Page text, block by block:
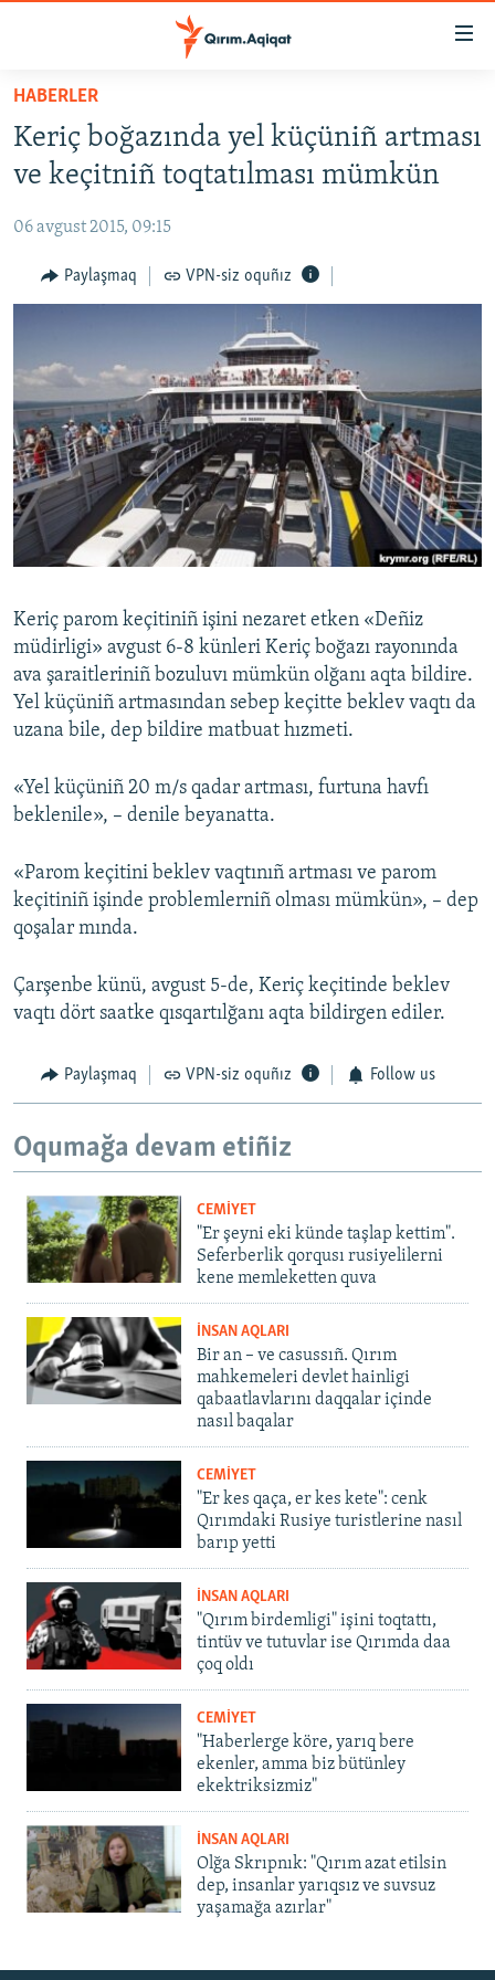
Esas
qaytmaq
Baş
navigatsiyağa
qaytmaq
qaytmaq
HABERLER
SİYASET
İQTİSADİYAT
CEMİYET
MEDENİYET
SÜRET
BLOGLAR
FİKİR
Русский
Українською
QOŞULIÑIZ!
RFE/RS bütün saytları
HABERLER
Keriç boğazında yel küçüniñ artması
ve keçitniñ toqtatılması mümkün
06 avgust 2015, 09:15
Paylaşmaq VPN-siz oquñız
Keriç parom keçitiniñ işini nezaret etken «Deñiz
müdirligi» avgust 6-8 künleri Keriç boğazı rayonında
ava şaraitleriniñ bozuluvı mümkün olğanı aqta bildire.
Yel küçüniñ artmasından sebep keçitte beklev vaqtı da
uzana bile, dep bildire matbuat hızmeti.
«Yel küçüniñ 20 m/s qadar artması, furtuna havfı
beklenile», – denile beyanatta.
«Parom keçitini beklev vaqtınıñ artması ve parom
keçitiniñ işinde problemlerniñ olması mümkün», – dep
qoşalar mında.
Çarşenbe künü, avgust 5-de, Keriç keçitinde beklev
vaqtı dört saatke qısqartılğanı aqta bildirgen ediler.
Paylaşmaq VPN-siz oquñız Follow us
Oqumağa devam etiñiz
CEMİYET
"Er şeyni eki künde taşlap kettim".
Seferberlik qorqusı rusiyelilerni
kene memleketten quva
İNSAN AQLARI
Bir an – ve casussıñ. Qırım
mahkemeleri devlet hainligi
qabaatlavlarını daqqalar içinde
nasıl baqalar
CEMİYET
"Er kes qaça, er kes kete": cenk
Qırımdaki Rusiye turistlerine nasıl
barıp yetti
İNSAN AQLARI
"Qırım birdemligi" işini toqtattı,
tintüv ve tutuvlar ise Qırımda daa
çoq oldı
CEMİYET
"Haberlerge köre, yarıq bere
ekenler, amma biz bütünley
ekektriksizmiz"
İNSAN AQLARI
Olğa Skrıpnık: "Qırım azat etilsin
dep, insanlar yarıqsız ve suvsuz
yaşamağa azırlar"